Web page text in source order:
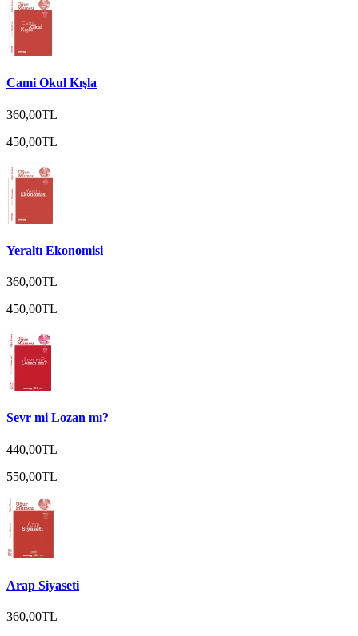
Cami Okul Kışla
360,00TL
450,00TL
Yeraltı Ekonomisi
360,00TL
450,00TL
Sevr mi Lozan mı?
440,00TL
550,00TL
Arap Siyaseti
360,00TL